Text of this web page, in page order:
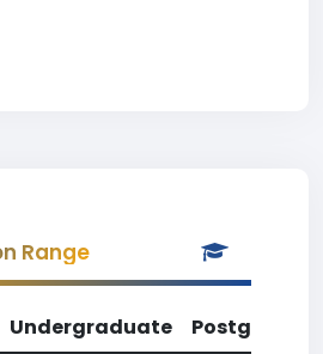
Range
Undergraduate